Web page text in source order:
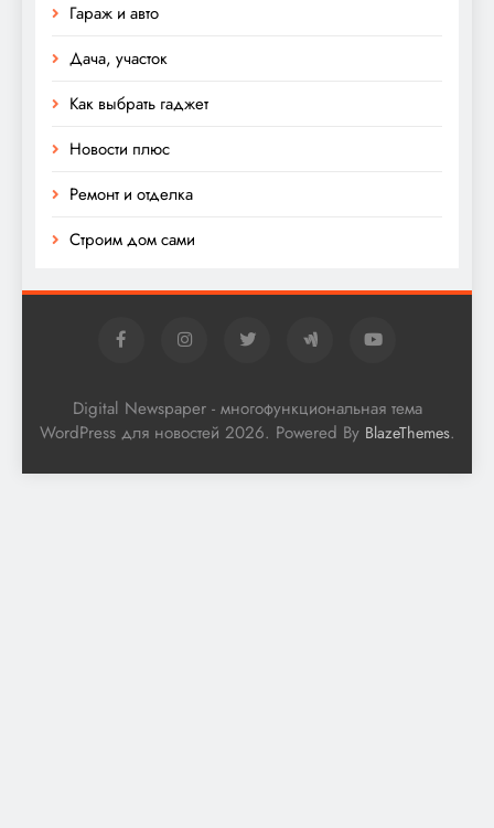
Гараж и авто
Дача, участок
Как выбрать гаджет
Новости плюс
Ремонт и отделка
Строим дом сами
Digital Newspaper - многофункциональная тема
WordPress для новостей 2026. Powered By BlazeThemes.